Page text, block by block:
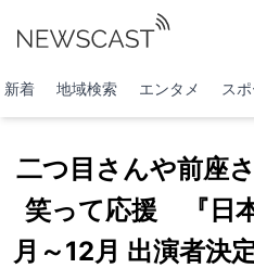
新着 地域検索 エンタメ ス
二つ目さんや前座
笑って応援 『日
月～12月 出演者